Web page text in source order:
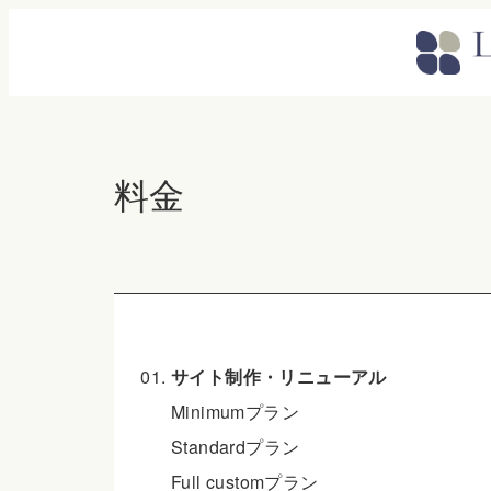
料金
サイト制作・リニューアル
Minimumプラン
Standardプラン
Full customプラン